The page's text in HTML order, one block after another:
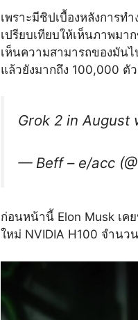
เพราะมีชิปเบื้องหลังการท
เปรียบเทียบให้เห็นภาพม
เห็นความสามารถของมัน
แล้วยังมากถึง 100,000 ตั
Grok 2 in August
— Beff – e/acc
ก่อนหน้านี้ Elon Musk เค
ใหม่ NVIDIA H100 จำน